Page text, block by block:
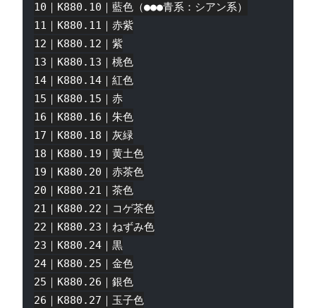
10｜K880.10｜藍色（●●●青系：シアン系）
11｜K880.11｜赤紫
12｜K880.12｜紫
13｜K880.13｜桃色
14｜K880.14｜紅色
15｜K880.15｜赤
16｜K880.16｜朱色
17｜K880.18｜灰緑
18｜K880.19｜黄土色
19｜K880.20｜赤茶色
20｜K880.21｜茶色
21｜K880.22｜コゲ茶色
22｜K880.23｜ねずみ色
23｜K880.24｜黒
24｜K880.25｜金色
25｜K880.26｜銀色
26｜K880.27｜玉子色